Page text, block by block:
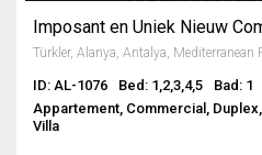
Imposant en Uniek Nieuw
ID: AL-1076 Bed: 1,2,3,4,5 Bad: 1
Appartement, Commercial,
Villa